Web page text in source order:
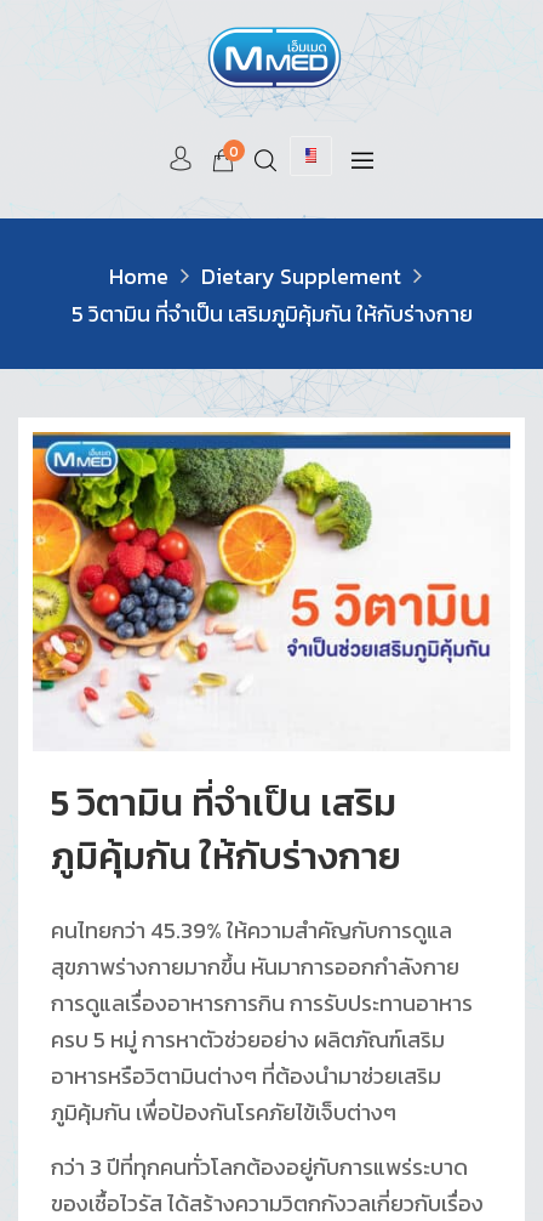
0
Home
Dietary Supplement
5 วิตามิน ที่จำเป็น เสริมภูมิคุ้มกัน ให้กับร่างกาย
5 วิตามิน ที่จำเป็น เสริม
ภูมิคุ้มกัน ให้กับร่างกาย
คนไทยกว่า 45.39% ให้ความสำคัญกับการดูแล
สุขภาพร่างกายมากขึ้น หันมาการออกกำลังกาย
การดูแลเรื่องอาหารการกิน การรับประทานอาหาร
ครบ 5 หมู่ การหาตัวช่วยอย่าง ผลิตภัณฑ์เสริม
อาหารหรือวิตามินต่างๆ ที่ต้องนำมาช่วยเสริม
ภูมิคุ้มกัน เพื่อป้องกันโรคภัยไข้เจ็บต่างๆ
กว่า 3 ปีที่ทุกคนทั่วโลกต้องอยู่กับการแพร่ระบาด
ของเชื้อไวรัส ได้สร้างความวิตกกังวลเกี่ยวกับเรื่อง